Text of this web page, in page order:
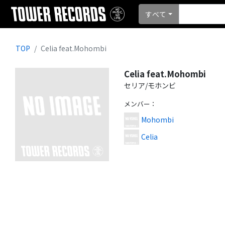
すべて
TOP Celia feat.Mohombi
Celia feat.Mohombi
セリア/モホンビ
メンバー ：
Mohombi
Celia